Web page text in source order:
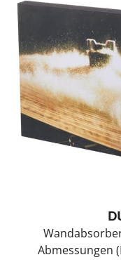
Abmessungen